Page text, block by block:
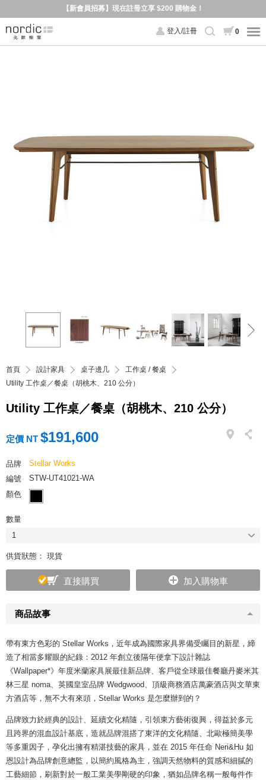
【新會員招募】現在註冊立享 $200 購物金！
登入/註冊 0
首頁 設計家具 桌子邊几
工作桌 / 餐桌
Utility 工作桌／餐桌（胡桃木、210 公分）
Utility 工作桌／餐桌（胡桃木、210 公分）
商品故事
帶有東方色彩的 Stellar Works，近年成為國際家具界備受矚目的新星，締
造了相當多耀眼的紀錄：2012 年創立後隔年便拿下設計雜誌
《Wallpaper*》年度米蘭家具展最佳新品牌、客戶從全球最佳餐廳丹麥米其
林三星 noma、英國皇室品牌 Wedgwood、頂級商務酒店萬豪酒店與文華東
方酒店等，無不大有來頭，Stellar Works 是怎麼辦到的？
品牌致力於經典的設計、延續文化精隨，引領東方藝術復興，得益於多元
且跨界的混血設計基底，造就品牌混搭了東洋的文化精隨、北歐極簡美學
等多重因子，孕化出擁有精湛技藝的家具，並在 2015 年任命 Neri&Hu 如
恩設計為品牌創意總監，以簡約風格為主，強調天然物料的質感和細膩的
工藝細節，刷新對於一般工業美學剛硬的印象，猶如品牌名稱一般每件作
定價 NT $191,600
品牌
Stellar Works
編號
STW-UT41021-WA
顏色
數量
1
供貨狀態： 現貨
直接購買 加入購物車